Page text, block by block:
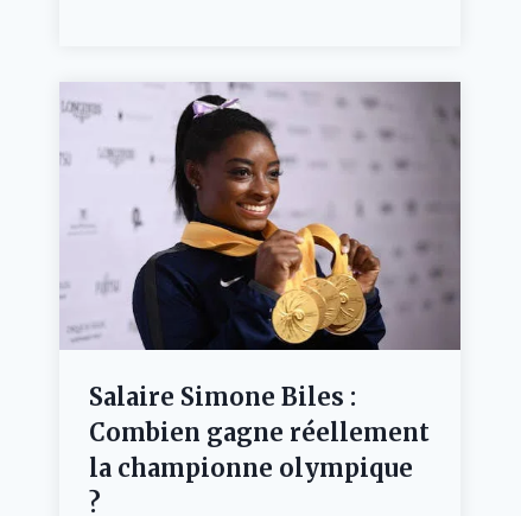
Salaire Simone Biles :
Combien gagne réellement
la championne olympique
?